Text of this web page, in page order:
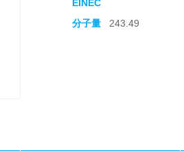
EINEC
分子量 243.49